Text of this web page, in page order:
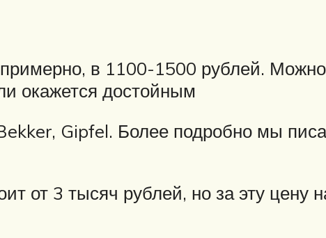
в 1100-1500 рублей.
окажется достойным
Gipfel. Более подробно мы
от 3 тысяч рублей, но за эту